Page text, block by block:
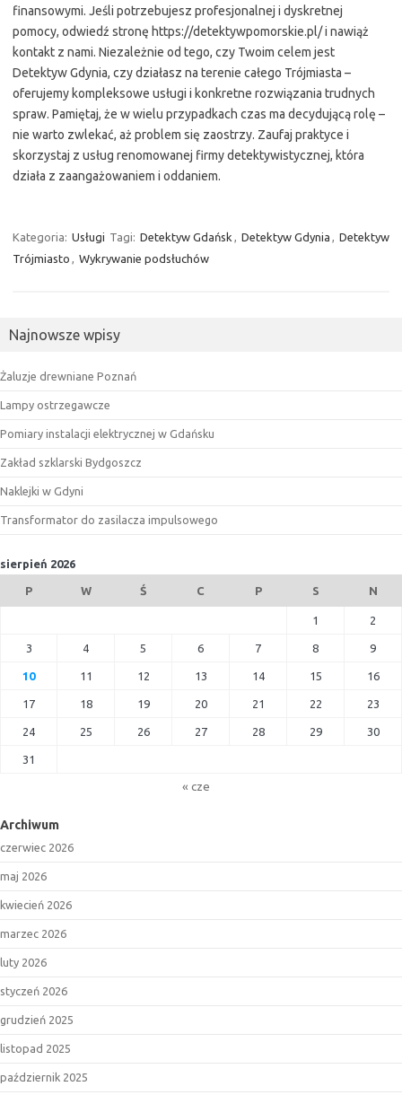
finansowymi. Jeśli potrzebujesz profesjonalnej i dyskretnej
pomocy, odwiedź stronę https://detektywpomorskie.pl/ i nawiąż
kontakt z nami. Niezależnie od tego, czy Twoim celem jest
Detektyw Gdynia, czy działasz na terenie całego Trójmiasta –
oferujemy kompleksowe usługi i konkretne rozwiązania trudnych
spraw. Pamiętaj, że w wielu przypadkach czas ma decydującą rolę –
nie warto zwlekać, aż problem się zaostrzy. Zaufaj praktyce i
skorzystaj z usług renomowanej firmy detektywistycznej, która
działa z zaangażowaniem i oddaniem.
Kategoria: Usługi Tagi: Detektyw Gdańsk , Detektyw Gdynia , Detektyw
Trójmiasto , Wykrywanie podsłuchów
Najnowsze wpisy
Żaluzje drewniane Poznań
Lampy ostrzegawcze
Pomiary instalacji elektrycznej w Gdańsku
Zakład szklarski Bydgoszcz
Naklejki w Gdyni
Transformator do zasilacza impulsowego
sierpień 2026
P W Ś C P S N
1 2
3 4 5 6 7 8 9
10 11 12 13 14 15 16
17 18 19 20 21 22 23
24 25 26 27 28 29 30
31
« cze
Archiwum
czerwiec 2026
maj 2026
kwiecień 2026
marzec 2026
luty 2026
styczeń 2026
grudzień 2025
listopad 2025
październik 2025